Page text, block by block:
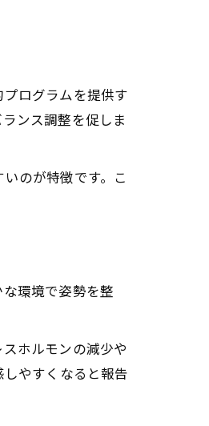
ログラムを提供す
ンス調整を促しま
のが特徴です。こ
環境で姿勢を整
ホルモンの減少や
やすくなると報告